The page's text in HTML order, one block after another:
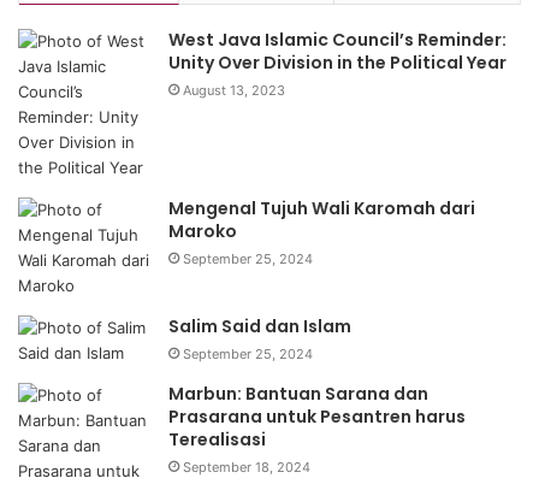
West Java Islamic Council’s Reminder:
Unity Over Division in the Political Year
August 13, 2023
Mengenal Tujuh Wali Karomah dari
Maroko
September 25, 2024
Salim Said dan Islam
September 25, 2024
Marbun: Bantuan Sarana dan
Prasarana untuk Pesantren harus
Terealisasi
September 18, 2024